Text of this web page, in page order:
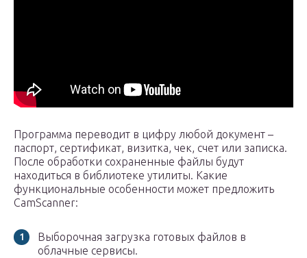
Программа переводит в цифру любой документ –
паспорт, сертификат, визитка, чек, счет или записка.
После обработки сохраненные файлы будут
находиться в библиотеке утилиты. Какие
функциональные особенности может предложить
CamScanner:
Выборочная загрузка готовых файлов в
облачные сервисы.